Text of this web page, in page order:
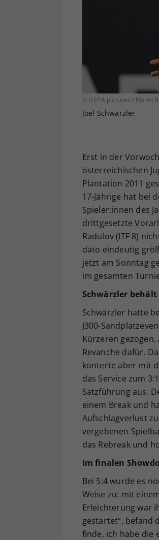
© GEPA pictures / Mario
Joel Schwärzler
Erst in der
österreichischen
Plantation 2011
17-Jährige hat bei
Spieler:innen des
drittgesetzte
Radulov (ITF 8)
dato eindeutig
jetzt am Sonntag
im gesamten
Schwärzler
Schwärzler hatte
J300-
Kürzeren
Revanche dafür.
konterte aber mit
das Service zum
Satzführung aus.
einem Break und
Aufschlagverlust
vergebenen
das Rebreak und
Im finalen
Bei 5:4 wurde es
Weise zu: mit
Erleichterung war
gestartet“, befand
finde, ich habe die